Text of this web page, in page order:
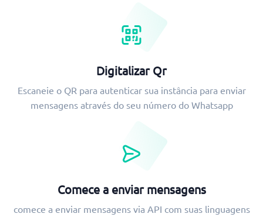
Digitalizar Qr
Escaneie o QR para autenticar sua instância para enviar
mensagens através do seu número do Whatsapp
Comece a enviar mensagens
comece a enviar mensagens via API com suas linguagens